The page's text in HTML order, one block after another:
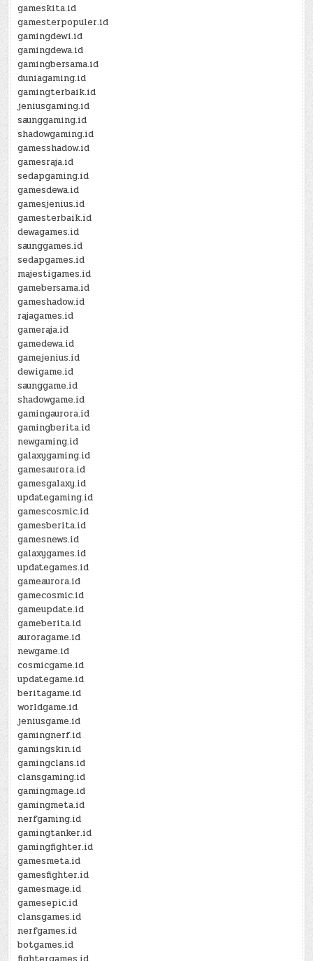
gameskita.id
gamesterpopuler.id
gamingdewi.id
gamingdewa.id
gamingbersama.id
duniagaming.id
gamingterbaik.id
jeniusgaming.id
saunggaming.id
shadowgaming.id
gamesshadow.id
gamesraja.id
sedapgaming.id
gamesdewa.id
gamesjenius.id
gamesterbaik.id
dewagames.id
saunggames.id
sedapgames.id
majestigames.id
gamebersama.id
gameshadow.id
rajagames.id
gameraja.id
gamedewa.id
gamejenius.id
dewigame.id
saunggame.id
shadowgame.id
gamingaurora.id
gamingberita.id
newgaming.id
galaxygaming.id
gamesaurora.id
gamesgalaxy.id
updategaming.id
gamescosmic.id
gamesberita.id
gamesnews.id
galaxygames.id
updategames.id
gameaurora.id
gamecosmic.id
gameupdate.id
gameberita.id
auroragame.id
newgame.id
cosmicgame.id
updategame.id
beritagame.id
worldgame.id
jeniusgame.id
gamingnerf.id
gamingskin.id
gamingclans.id
clansgaming.id
gamingmage.id
gamingmeta.id
nerfgaming.id
gamingtanker.id
gamingfighter.id
gamesmeta.id
gamesfighter.id
gamesmage.id
gamesepic.id
clansgames.id
nerfgames.id
botgames.id